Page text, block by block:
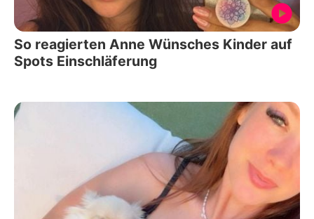
So reagierten Anne Wünsches Kinder auf
Spots Einschläferung